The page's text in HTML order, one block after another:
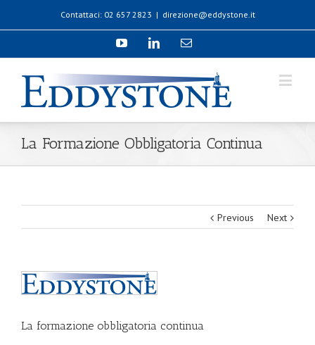
Contattaci: 02 657 2823 | direzione@eddystone.it
La Formazione Obbligatoria Continua
Previous Next
La formazione obbligatoria continua